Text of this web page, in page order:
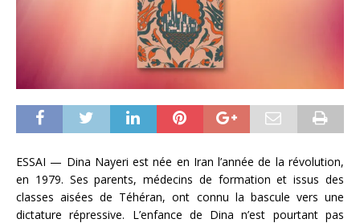
ESSAI — Dina Nayeri est née en Iran l’année de la révolution,
en 1979. Ses parents, médecins de formation et issus des
classes aisées de Téhéran, ont connu la bascule vers une
dictature répressive. L’enfance de Dina n’est pourtant pas